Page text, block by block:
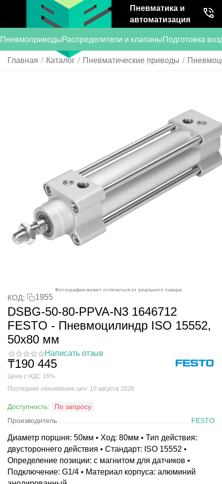
Пневматика и
автоматизация
ПневмоприводыРаспределители и клапаныПодготовка
Главная / Каталог / Пневматические приводы /
Фотография может отличаться от реального товара
КОД: 1955
DSBG-50-80-PPVA-N3 1646712
FESTO - Пневмоцилиндр ISO 15552,
50x80 мм
Написать отзыв
₸190 445
Цена с НДС 16%
Последнее обновление цен: 10 августа 2026
Доступность:
По запросу
Производитель
FESTO
Диаметр поршня: 50мм • Ход: 80мм • Тип действия:
двустороннего действия • Стандарт: ISO 15552 •
Определение позиции: с магнитом для датчиков •
Подключение: G1/4 • Материал корпуса: алюминий